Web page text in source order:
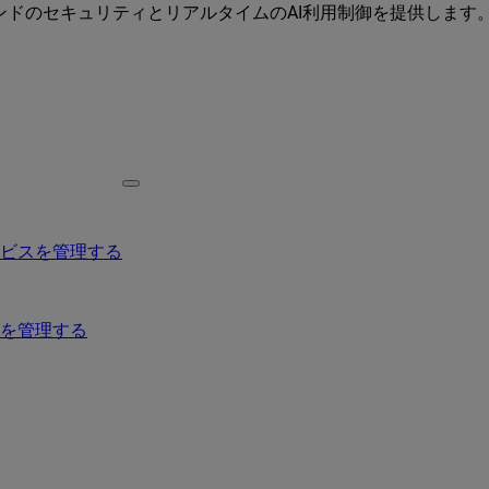
のセキュリティとリアルタイムのAI利用制御を提供します。
スを管理する
管理する